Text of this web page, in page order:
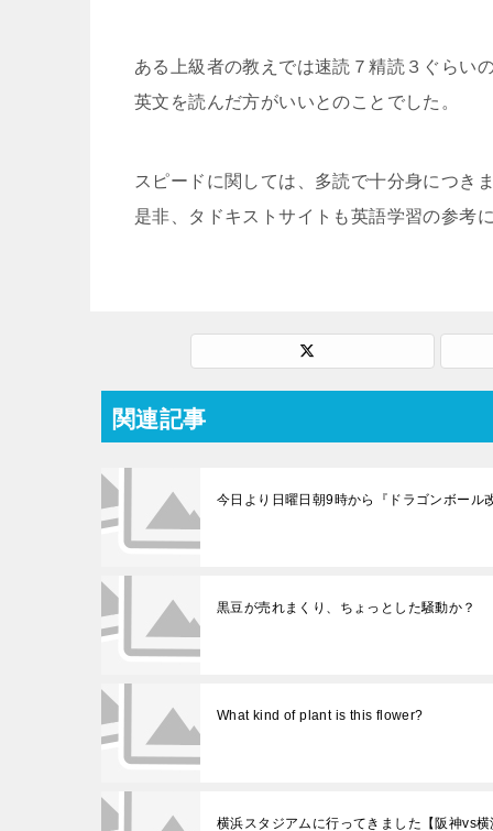
ある上級者の教えでは速読７精読３ぐらい
英文を読んだ方がいいとのことでした。
スピードに関しては、多読で十分身につき
是非、タドキストサイトも英語学習の参考
関連記事
今日より日曜日朝9時から『ドラゴンボール
黒豆が売れまくり、ちょっとした騒動か？
What kind of plant is this flower?
横浜スタジアムに行ってきました【阪神vs横